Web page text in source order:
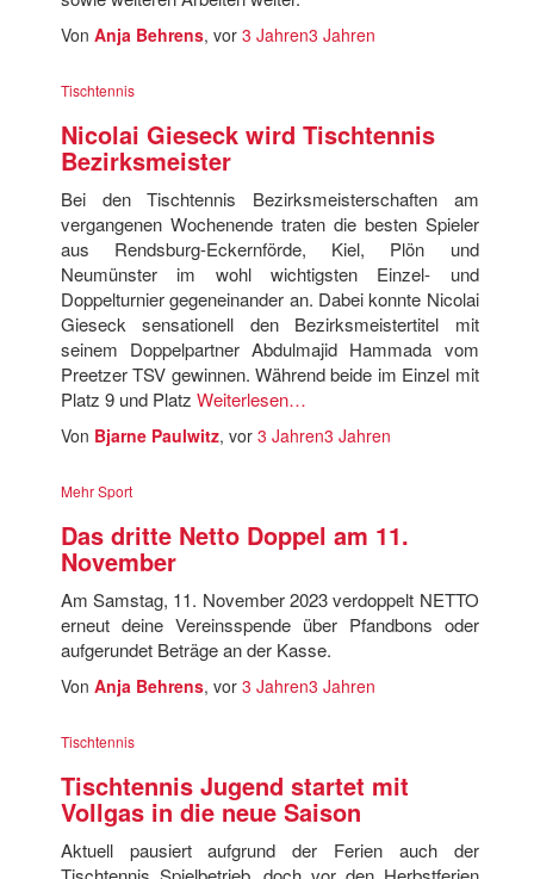
Von Anja Behrens, vor 3 Jahren3 Jahren
Tischtennis
Nicolai Gieseck wird Tischtennis
Bezirksmeister
Bei den Tischtennis Bezirksmeisterschaften am
vergangenen Wochenende traten die besten Spieler
aus Rendsburg-Eckernförde, Kiel, Plön und
Neumünster im wohl wichtigsten Einzel- und
Doppelturnier gegeneinander an. Dabei konnte Nicolai
Gieseck sensationell den Bezirksmeistertitel mit
seinem Doppelpartner Abdulmajid Hammada vom
Preetzer TSV gewinnen. Während beide im Einzel mit
Platz 9 und Platz Weiterlesen…
Von Bjarne Paulwitz, vor 3 Jahren3 Jahren
Mehr Sport
Das dritte Netto Doppel am 11.
November
Am Samstag, 11. November 2023 verdoppelt NETTO
erneut deine Vereinsspende über Pfandbons oder
aufgerundet Beträge an der Kasse.
Von Anja Behrens, vor 3 Jahren3 Jahren
Tischtennis
Tischtennis Jugend startet mit
Vollgas in die neue Saison
Aktuell pausiert aufgrund der Ferien auch der